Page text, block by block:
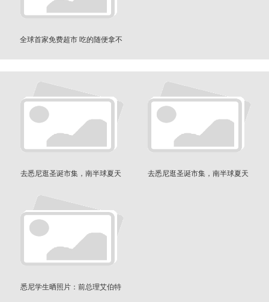
全球首家免费超市 吃的随便拿不
去悉尼逛圣诞市集，南半球夏天
去悉尼逛圣诞市集，南半球夏天
悉尼学生晒照片：前总理艾伯特